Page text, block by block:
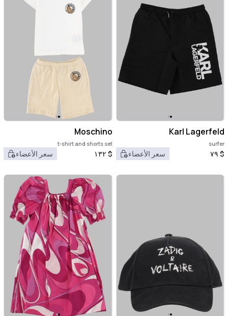
Karl Lagerfeld
surfer
$ ٧٩ سعر الأعضاء
Moschino
t-shirt and shorts set
$ ١٣٢ سعر الأعضاء